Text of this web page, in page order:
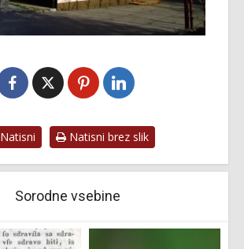
Natisni Natisni brez slik
Sorodne vsebine